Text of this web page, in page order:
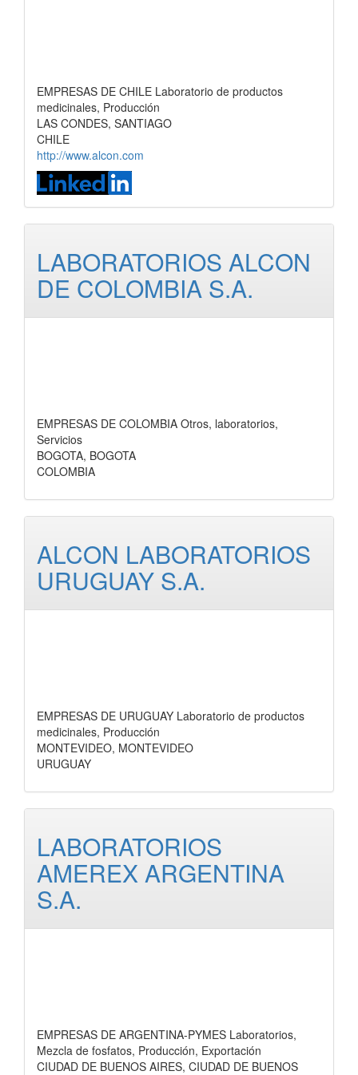
EMPRESAS DE CHILE Laboratorio de productos
medicinales, Producción
LAS CONDES, SANTIAGO
CHILE
http://www.alcon.com
LABORATORIOS ALCON
DE COLOMBIA S.A.
EMPRESAS DE COLOMBIA Otros, laboratorios,
Servicios
BOGOTA, BOGOTA
COLOMBIA
ALCON LABORATORIOS
URUGUAY S.A.
EMPRESAS DE URUGUAY Laboratorio de productos
medicinales, Producción
MONTEVIDEO, MONTEVIDEO
URUGUAY
LABORATORIOS
AMEREX ARGENTINA
S.A.
EMPRESAS DE ARGENTINA-PYMES Laboratorios,
Mezcla de fosfatos, Producción, Exportación
CIUDAD DE BUENOS AIRES, CIUDAD DE BUENOS